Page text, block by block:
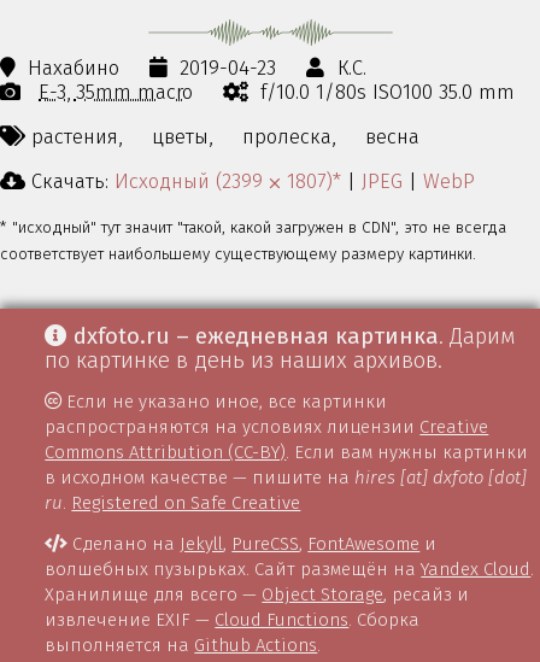
Нахабино 2019-04-23
К.С.
E-3 35mm macro
f/10.0 1/80s ISO100 35.0 mm
растения,
цветы, пролеска,
весна
Скачать: Исходный (2399 ⨉ 1807)* JPEG WebP
* "исходный" тут значит "такой, какой загружен в CDN", это не всегда
соответствует наибольшему существующему размеру картинки.
dxfoto.ru – ежедневная картинка. Дарим
по картинке в день из наших архивов.
Если не указано иное, все картинки
распространяются на условиях лицензии Creative
Commons Attribution (CC-BY). Если вам нужны картинки
в исходном качестве — пишите на hires [at] dxfoto [dot]
ru. Registered on Safe Creative
Сделано на Jekyll, PureCSS, FontAwesome и
волшебных пузырьках. Сайт размещён наYandex Cloud.
Хранилище для всего — Object Storage, ресайз и
извлечение EXIF — Cloud Functions. Сборка
выполняется на Github Actions.